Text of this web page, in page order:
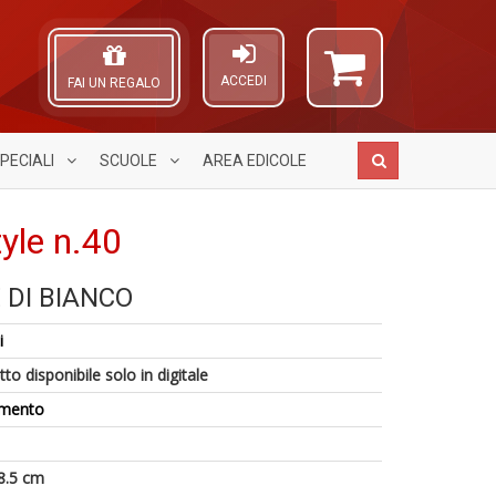
ACCEDI
FAI UN REGALO
SCUOLE AREA EDICOLE
n.40
BIANCO
disponibile solo in digitale
cm